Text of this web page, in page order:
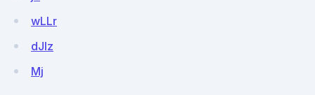
wLLr
dJIz
Mj